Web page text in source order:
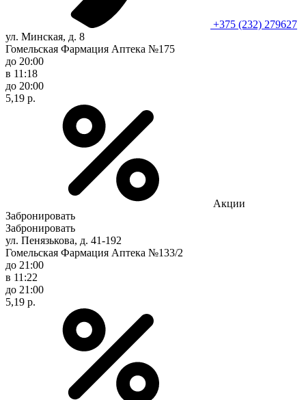
+375 (232) 279627
ул. Минская, д. 8
Гомельская Фармация Аптека №175
до 20:00
в 11:18
до 20:00
5,19 р.
Акции
Забронировать
Забронировать
ул. Пенязькова, д. 41-192
Гомельская Фармация Аптека №133/2
до 21:00
в 11:22
до 21:00
5,19 р.